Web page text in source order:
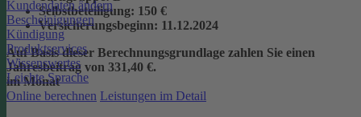
Kundendaten ändern
Bescheinigungen
Kündigung
Produktservices
Wissenswertes
Leichte Sprache
Selbstbeteiligung: 150 €
Versicherungsbeginn: 11.12.2024
Auf Basis dieser Berechnungsgrundlage zahlen Sie einen
Jahresbeitrag von 331,40 €.
im Monat
Online berechnen Leistungen im Detail